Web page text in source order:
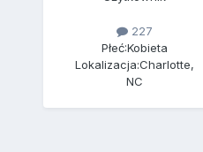
227
Płeć:Kobieta
Lokalizacja:Charlotte,
NC